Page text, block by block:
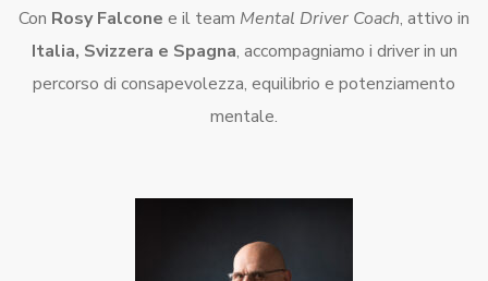
Con Rosy Falcone e il team Mental Driver Coach, attivo in
Italia, Svizzera e Spagna, accompagniamo i driver in un
percorso di consapevolezza, equilibrio e potenziamento
mentale.